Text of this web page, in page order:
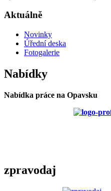
Aktuálně
Novinky
Úřední deska
Fotogalerie
Nabídky
Nabídka práce na Opavsku
zpravodaj